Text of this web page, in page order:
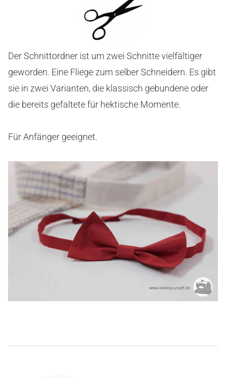
Der Schnittordner ist um zwei Schnitte vielfältiger
geworden. Eine Fliege zum selber Schneidern. Es gibt
sie in zwei Varianten, die klassisch gebundene oder
die bereits gefaltete für hektische Momente.
Für Anfänger geeignet.